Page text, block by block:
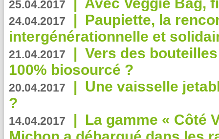
25.04.2017
24.04.2017 | Paupiette, la
intergénérationnelle et
21.04.2017 | Vers des
100% biosourcé ?
20.04.2017 | Une vaisselle
?
14.04.2017 | La gamme « Côté